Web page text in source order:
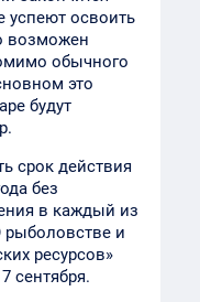
успеют освоить
возможен
обычного
это
будут
срок действия
без
в каждый из
рыболовстве и
ресурсов»
сентября.